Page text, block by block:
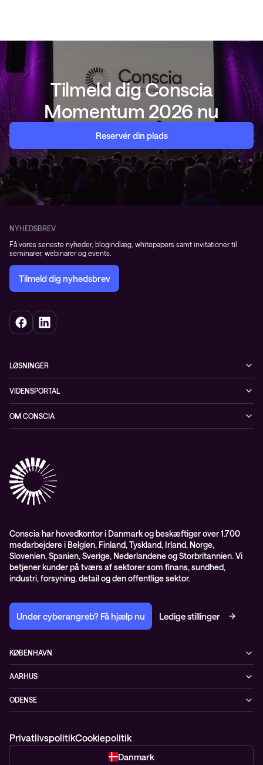
Tilmeld dig Conscia
Momentum 2026 nu
Reservér din plads
NYHEDSBREV
Få vores seneste nyheder, blogindlæg, whitepapers samt invitationer til
seminarer, webinarer og events.
Tilmeld dig nyhedsbrev
LØSNINGER
Netværk
Datacenter & Cloud
Observability
Conscia Managed Services
Conscia Services
VIDENSPORTAL
Events
Videoer
Whitepapers
OM CONSCIA
Partnere
Presserum
ISO certifikater
Proces for kundeklager
Salgs- og leveringsbetingelser
Selskabsoplysninger og SKI-rammeaftale
Conscia har hovedkontor i Danmark og beskæftiger over 1.700
medarbejdere i Belgien, Finland, Tyskland, Irland, Norge,
Slovenien, Spanien, Sverige, Nederlandene og Storbritannien. Vi
betjener kunder på tværs af sektorer som finans, sundhed,
industri, forsyning, detail og den offentlige sektor.
Under cyberangreb? Få hjælp nu Ledige stillinger
KØBENHAVN
2100 København Ø
+45 70207780
AARHUS
8230 Åbyhøj
ODENSE
PrivatlivspolitikCookiepolitik
Danmark